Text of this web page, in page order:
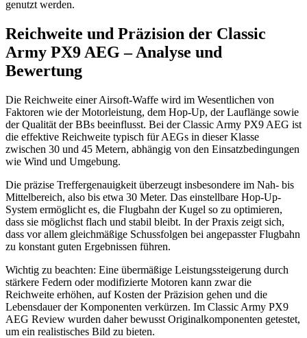
genutzt werden.
Reichweite und Präzision der Classic
Army PX9 AEG – Analyse und
Bewertung
Die Reichweite einer Airsoft-Waffe wird im Wesentlichen von
Faktoren wie der Motorleistung, dem Hop-Up, der Lauflänge sowie
der Qualität der BBs beeinflusst. Bei der Classic Army PX9 AEG ist
die effektive Reichweite typisch für AEGs in dieser Klasse
zwischen 30 und 45 Metern, abhängig von den Einsatzbedingungen
wie Wind und Umgebung.
Die präzise Treffergenauigkeit überzeugt insbesondere im Nah- bis
Mittelbereich, also bis etwa 30 Meter. Das einstellbare Hop-Up-
System ermöglicht es, die Flugbahn der Kugel so zu optimieren,
dass sie möglichst flach und stabil bleibt. In der Praxis zeigt sich,
dass vor allem gleichmäßige Schussfolgen bei angepasster Flugbahn
zu konstant guten Ergebnissen führen.
Wichtig zu beachten: Eine übermäßige Leistungssteigerung durch
stärkere Federn oder modifizierte Motoren kann zwar die
Reichweite erhöhen, auf Kosten der Präzision gehen und die
Lebensdauer der Komponenten verkürzen. Im Classic Army PX9
AEG Review wurden daher bewusst Originalkomponenten getestet,
um ein realistisches Bild zu bieten.